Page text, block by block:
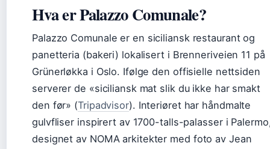
Hva er Palazzo Comunale?
Palazzo Comunale er en siciliansk restaurant og
panetteria (bakeri) lokalisert i Brenneriveien 11 på
Grünerløkka i Oslo. Ifølge den offisielle nettsiden
serverer de «siciliansk mat slik du ikke har smakt
den før» (Tripadvisor). Interiøret har håndmalte
gulvfliser inspirert av 1700-talls-palasser i
designet av NOMA arkitekter med foto av Jean